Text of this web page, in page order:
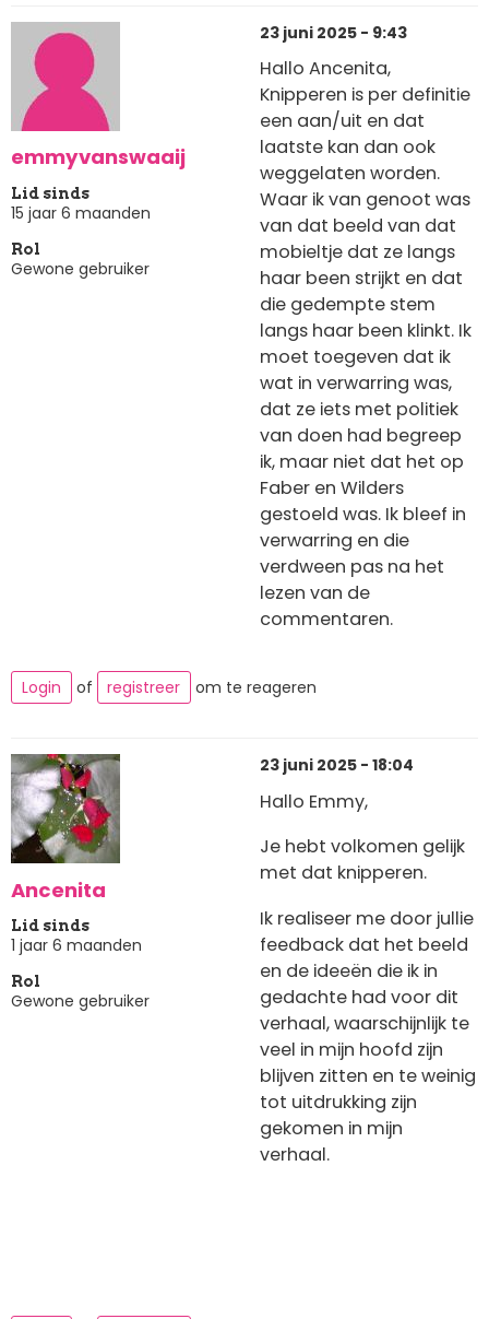
emmyvanswaaij
Lid sinds
15 jaar 6 maanden
Rol
Gewone gebruiker
23 juni 2025 - 9:43
Hallo Ancenita,
Knipperen is per definitie
een aan/uit en dat
laatste kan dan ook
weggelaten worden.
Waar ik van genoot was
van dat beeld van dat
mobieltje dat ze langs
haar been strijkt en dat
die gedempte stem
langs haar been klinkt. Ik
moet toegeven dat ik
wat in verwarring was,
dat ze iets met politiek
van doen had begreep
ik, maar niet dat het op
Faber en Wilders
gestoeld was. Ik bleef in
verwarring en die
verdween pas na het
lezen van de
commentaren.
Login of registreer om te reageren
Ancenita
Lid sinds
1 jaar 6 maanden
Rol
Gewone gebruiker
23 juni 2025 - 18:04
Hallo Emmy,
Je hebt volkomen gelijk
met dat knipperen.
Ik realiseer me door jullie
feedback dat het beeld
en de ideeën die ik in
gedachte had voor dit
verhaal, waarschijnlijk te
veel in mijn hoofd zijn
blijven zitten en te weinig
tot uitdrukking zijn
gekomen in mijn
verhaal.